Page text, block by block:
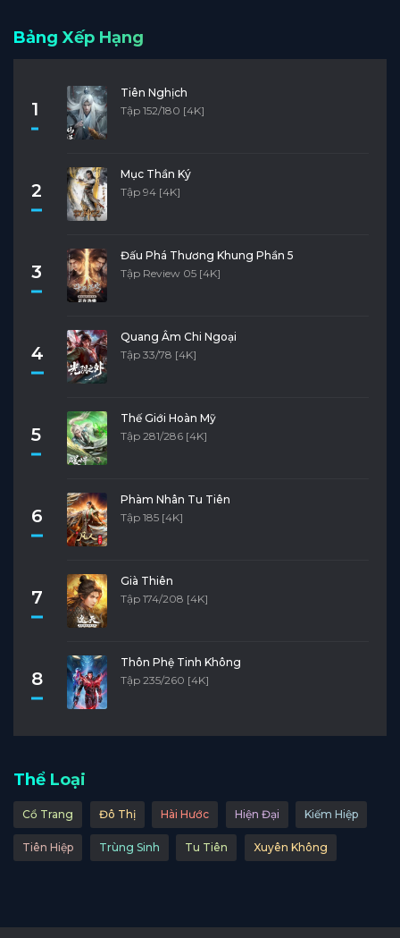
Bảng Xếp Hạng
1
Tiên Nghịch
Tập 152/180 [4K]
2
Mục Thần Ký
Tập 94 [4K]
3
Đấu Phá Thương Khung Phần 5
Tập Review 05 [4K]
4
Quang Âm Chi Ngoại
Tập 33/78 [4K]
5
Thế Giới Hoàn Mỹ
Tập 281/286 [4K]
6
Phàm Nhân Tu Tiên
Tập 185 [4K]
7
Già Thiên
Tập 174/208 [4K]
8
Thôn Phệ Tinh Không
Tập 235/260 [4K]
Thể Loại
Cổ Trang Đô Thị Hài Hước Hiện Đại Kiếm Hiệp
Tiên Hiệp Trùng Sinh Tu Tiên Xuyên Không